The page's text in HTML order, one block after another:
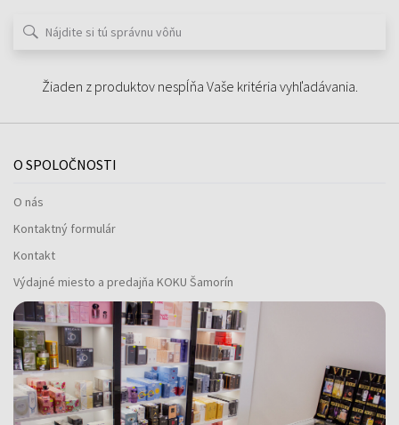
Žiaden z produktov nespĺňa Vaše kritéria vyhľadávania.
O SPOLOČNOSTI
O nás
Kontaktný formulár
Kontakt
Výdajné miesto a predajňa KOKU Šamorín